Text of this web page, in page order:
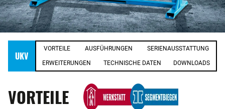
UKV
VORTEILE AUSFÜHRUNGEN SERIENAUSSTATTUNG
ERWEITERUNGEN TECHNISCHE DATEN DOWNLOADS
VORTEILE